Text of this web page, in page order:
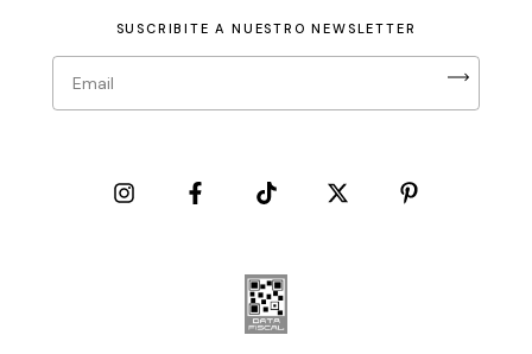
SUSCRIBITE A NUESTRO NEWSLETTER